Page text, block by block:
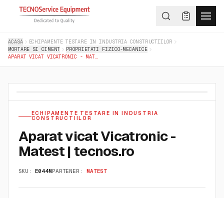
ACASA
ECHIPAMENTE TESTARE IN INDUSTRIA CONSTRUCTIILOR
MORTARE SI CIMENT
PROPRIETATI FIZICO-MECANICE
ECHIPAMENTE TESTARE IN INDUSTRIA
CONSTRUCTIILOR
Aparat vicat Vicatronic -
Matest | tecnos.ro
SKU: E044MPARTENER: MATEST